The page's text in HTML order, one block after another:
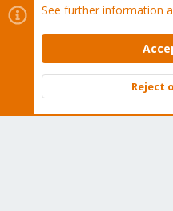
Cookies
Proxmox
Contact us
Terms and rules
Community platform by XenForo
See further information
Reject